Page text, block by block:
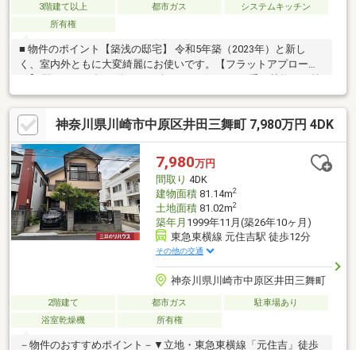
3階建て以上 都市ガス
システムキッチン
所有権
■ 物件のポイント【築浅の邸宅】 令和5年築（2023年）と新し
く、室内外ともに大変綺麗にお使いです。【フラットアプロー
ちの際もスムーズに移動可能です。【利便性と静穏の両立】 人気
の「モトスミ・オズ通り商店街」を抜けた先の落ち着いた住宅街
に位置しています。【充実の設備】 最新の省エネ設備や耐震構造
など、築浅物件ならではの快適な仕様が整っています。
神奈川県川崎市中原区井田三舞町 7,980万円 4DK
7,980万円
間取り 4DK
建物面積81.14m2
土地面積81.02m2
築年月 1999年11月(築26年10ヶ月)
東急東横線 元住吉駅 徒歩12分
その他の交通
神奈川県川崎市中原区井田三舞町
2階建て 都市ガス
駐車場あり
浴室乾燥機
所有権
－物件のおすすめポイント－▼立地・東急東横線「元住吉」徒歩